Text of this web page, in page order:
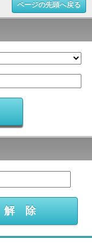
ページの先頭へ戻る